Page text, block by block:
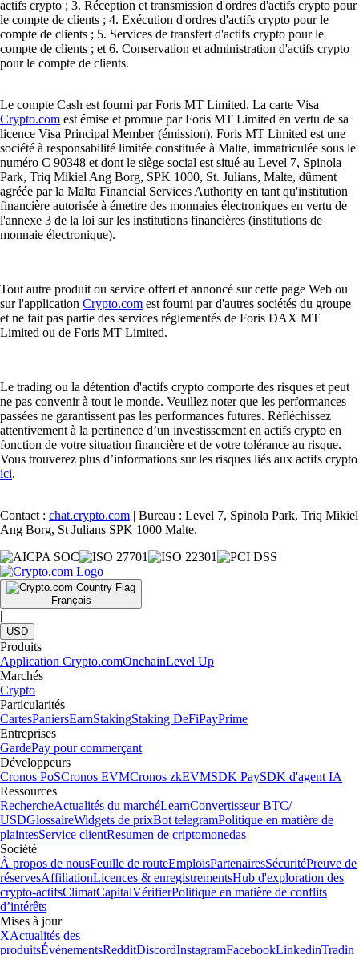
actifs crypto ; 3. Réception et transmission d'ordres d'actifs crypto pour
le compte de clients ; 4. Exécution d'ordres d'actifs crypto pour le
compte de clients ; 5. Services de transfert d'actifs crypto pour le
compte de clients ; et 6. Conservation et administration d'actifs crypto
pour le compte de clients.
Le compte Cash est fourni par Foris MT Limited. La carte Visa
Crypto.com est émise et promue par Foris MT Limited en vertu de sa
licence Visa Principal Member (émission). Foris MT Limited est une
société à responsabilité limitée constituée à Malte, immatriculée sous le
numéro C 90348 et dont le siège social est situé au Level 7, Spinola
Park, Triq Mikiel Ang Borg, SPK 1000, St. Julians, Malte, dûment
agréée par la Malta Financial Services Authority en tant qu'institution
financière autorisée à émettre des monnaies électroniques en vertu de
l'annexe 3 de la loi sur les institutions financières (institutions de
monnaie électronique).
Tout autre produit ou service offert et annoncé sur cette page Web ou
sur l'application Crypto.com est fourni par d'autres sociétés du groupe
et ne fait pas partie des services réglementés de Foris DAX MT
Limited ou de Foris MT Limited.
Le trading ou la détention d'actifs crypto comporte des risques et peut
ne pas convenir à tout le monde. Veuillez noter que les performances
passées ne garantissent pas les performances futures. Réfléchissez
attentivement à la pertinence d’un investissement en actifs crypto en
fonction de votre situation financière et de votre tolérance au risque.
Vous trouverez plus d’informations sur les risques liés aux actifs crypto
ici.
Contact : chat.crypto.com | Bureau : Level 7, Spinola Park, Triq Mikiel
Ang Borg, St Julians SPK 1000 Malte.
Français
|
USD
Produits
Application Crypto.comOnchainLevel Up
Marchés
Crypto
Particularités
CartesPaniersEarnStakingStaking DeFiPayPrime
Entreprises
GardePay pour commerçant
Développeurs
Cronos PoSCronos EVMCronos zkEVMSDK PaySDK d'agent IA
Ressources
RechercheActualités du marchéLearnConvertisseur BTC/
USDGlossaireWidgets de prixBot telegramPolitique en matière de
plaintesService clientResumen de criptomonedas
Société
À propos de nousFeuille de routeEmploisPartenairesSécuritéPreuve de
réservesAffiliationLicences & enregistrementsHub d'exploration des
crypto-actifsClimatCapitalVérifierPolitique en matière de conflits
d’intérêts
Mises à jour
XActualités des
produitsÉvénementsRedditDiscordInstagramFacebookLinkedinTradin